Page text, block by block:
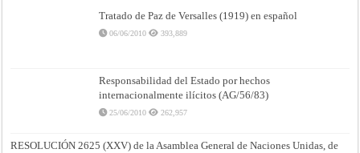
Tratado de Paz de Versalles (1919) en español
06/06/2010 393,889
Responsabilidad del Estado por hechos
internacionalmente ilícitos (AG/56/83)
25/06/2010 262,957
RESOLUCIÓN 2625 (XXV) de la Asamblea General de Naciones Unidas, de